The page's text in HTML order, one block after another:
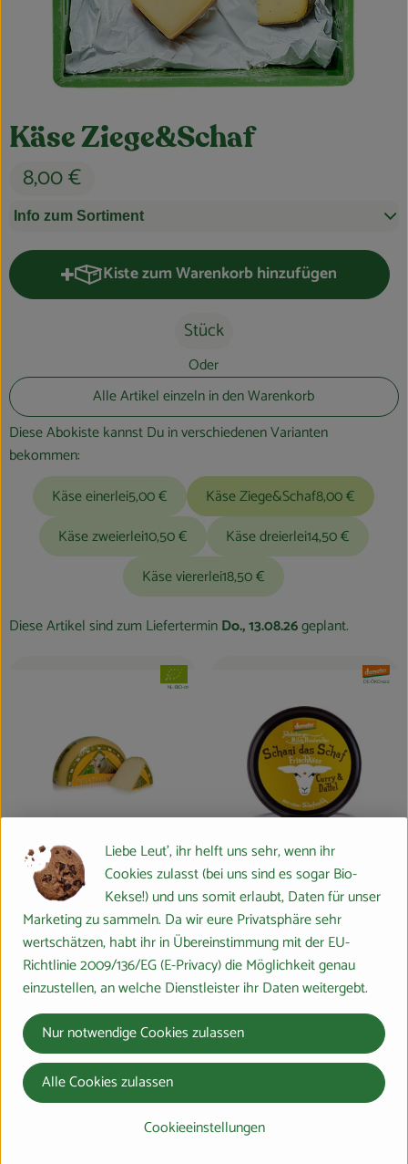
Obst & Gemüse
Kühltheke
Vorratskammer
Getränke
Kosmetik
Haus, Garten & Co.
Über uns
Blog
Käse Ziege&Schaf
8,00 €
Info zum Sortiment
Kiste zum Warenkorb hinzufügen
Kiste zum Warenkorb hinzufügen
Stück
Oder
Alle Artikel einzeln in den Warenkorb
Diese Abokiste kannst Du in verschiedenen Varianten
bekommen:
Käse einerlei5,00 € Käse Ziege&Schaf8,00 €
Käse zweierlei10,50 € Käse dreierlei14,50 €
Käse viererlei18,50 €
Diese Artikel sind zum LieferterminDo., 13.08.26geplant.
, Preis:
4,59 €/ 100g
Holland
1.5 x 100geingeplant
, Verband:
, Kontrollstelle:
NL-BIO-01
, Preis:
4,89 €/ Stück
Schani das Schaf Frischkäse
, Herkunft:
1 Stückeingeplant
, Verband:
, Kontrollstelle:
DE-ÖKO-022
Du hast eine Frage? Wir helfen gerne:
Liebe Leut', ihr helft uns sehr, wenn ihr
Cookies zulasst (bei uns sind es sogar Bio-
Kekse!) und uns somit erlaubt, Daten für unser
Marketing zu sammeln. Da wir eure Privatsphäre sehr
wertschätzen, habt ihr in Übereinstimmung mit der EU-
Richtlinie 2009/136/EG (E-Privacy) die Möglichkeit genau
einzustellen, an welche Dienstleister ihr Daten weitergebt.
Cookieeinstellungen
Nur notwendige Cookies zulassen
Alle Cookies zulassen